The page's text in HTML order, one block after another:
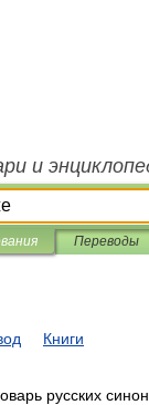
и
Переводы
Книги
русских